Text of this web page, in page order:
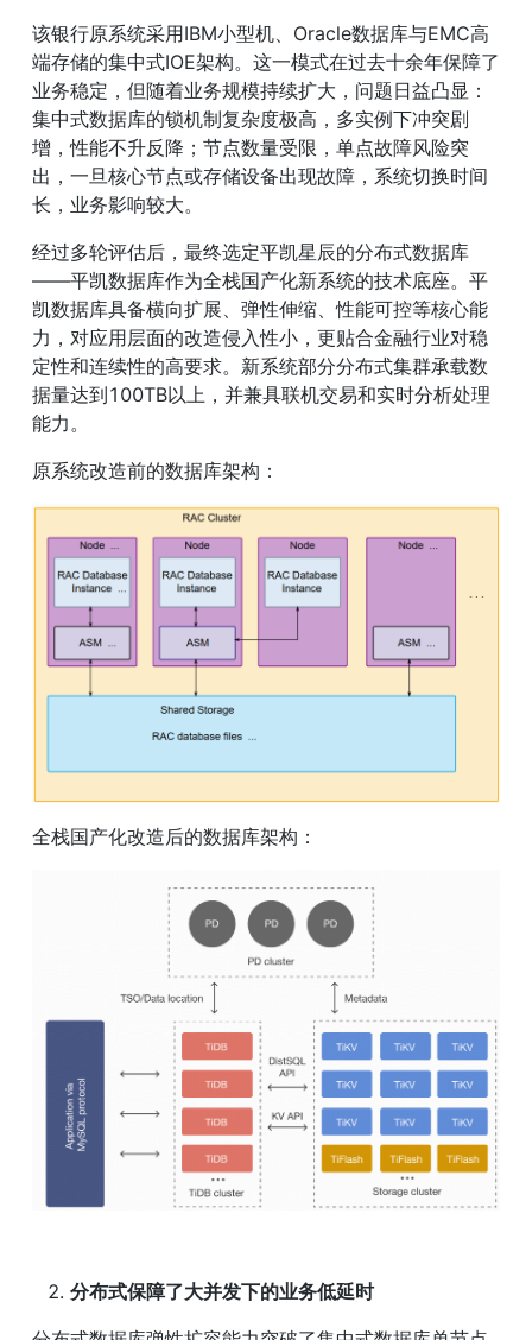
该银行原系统采用IBM小型机、Oracle数据库与EMC高
端存储的集中式IOE架构。这一模式在过去十余年保障了
业务稳定，但随着业务规模持续扩大，问题日益凸显：
集中式数据库的锁机制复杂度极高，多实例下冲突剧
增，性能不升反降；节点数量受限，单点故障风险突
出，一旦核心节点或存储设备出现故障，系统切换时间
长，业务影响较大。
经过多轮评估后，最终选定平凯星辰的分布式数据库
——平凯数据库作为全栈国产化新系统的技术底座。平
凯数据库具备横向扩展、弹性伸缩、性能可控等核心能
力，对应用层面的改造侵入性小，更贴合金融行业对稳
定性和连续性的高要求。新系统部分分布式集群承载数
据量达到100TB以上，并兼具联机交易和实时分析处理
能力。
原系统改造前的数据库架构：
全栈国产化改造后的数据库架构：
分布式保障了大并发下的业务低延时